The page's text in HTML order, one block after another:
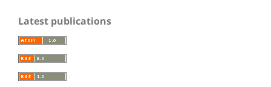
Latest publications